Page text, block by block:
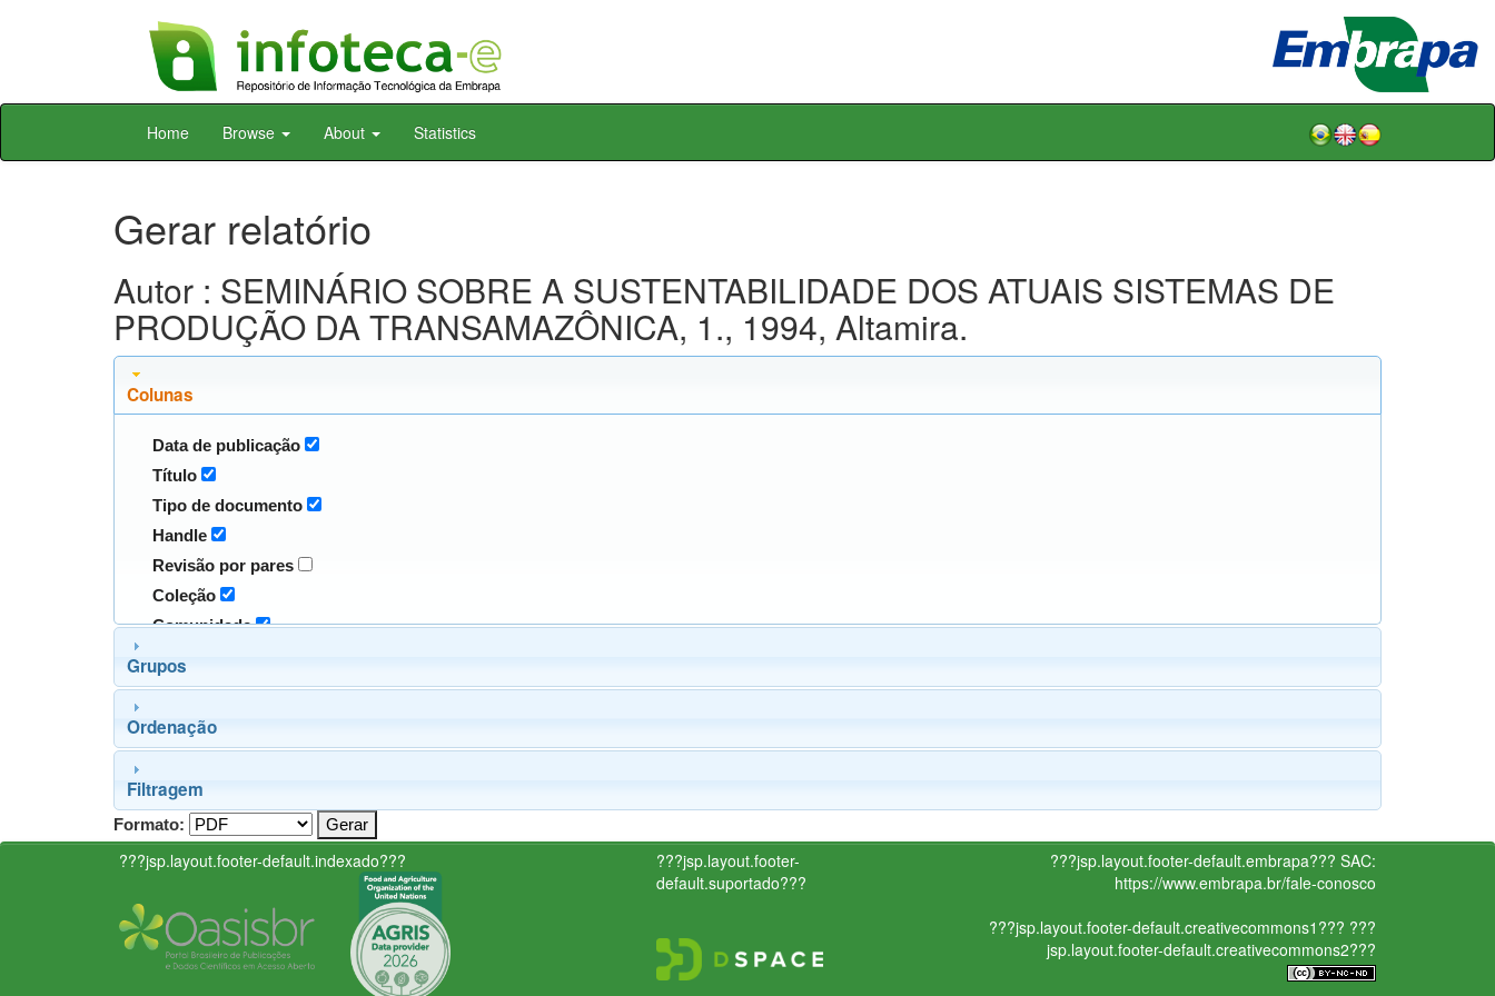
Skip
Home Browse About Statistics
Gerar relatório
Autor : SEMINÁRIO SOBRE A SUSTENTABILIDADE DOS ATUAIS SISTEMAS DE
PRODUÇÃO DA TRANSAMAZÔNICA, 1., 1994, Altamira.
Colunas
Data de publicação
Título
Tipo de documento
Handle
Revisão por pares
Coleção
Comunidade
Grupos
Ordenação
Filtragem
Formato:
???jsp.layout.footer-default.indexado???
???jsp.layout.footer-
default.suportado???
???jsp.layout.footer-default.embrapa??? SAC:
https://www.embrapa.br/fale-conosco
???jsp.layout.footer-default.creativecommons1??? ???
jsp.layout.footer-default.creativecommons2???